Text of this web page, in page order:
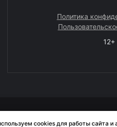
Политика
12+
cookies для работы сайта и